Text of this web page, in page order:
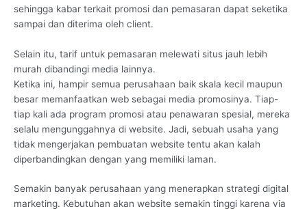
sehingga kabar terkait promosi dan pemasaran dapat seketika
sampai dan diterima oleh client.
Selain itu, tarif untuk pemasaran melewati situs jauh lebih
murah dibandingi media lainnya.
Ketika ini, hampir semua perusahaan baik skala kecil maupun
besar memanfaatkan web sebagai media promosinya. Tiap-
tiap kali ada program promosi atau penawaran spesial, mereka
selalu mengunggahnya di website. Jadi, sebuah usaha yang
tidak mengerjakan pembuatan website tentu akan kalah
diperbandingkan dengan yang memiliki laman.
Semakin banyak perusahaan yang menerapkan strategi digital
marketing. Kebutuhan akan website semakin tinggi karena via